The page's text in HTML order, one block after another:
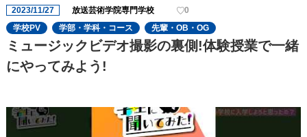
2023/11/27 放送芸術学院専門学校
0
学校PV
学部・学科・コース 先輩・OB・OG
ミュージックビデオ撮影の裏側!体験授業で一緒
にやってみよう!